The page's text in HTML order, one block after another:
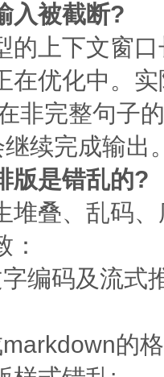
入被截断?
上下文窗口
在优化中。
非完整句子
继续完成输出
版是错乱的?
叠、乱码、
码及流式
的格